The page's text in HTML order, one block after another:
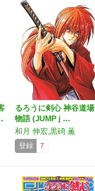
るろうに剣心 神谷道場
物語 (JUMP j …
和月 伸宏,黒碕 薫
登録 7